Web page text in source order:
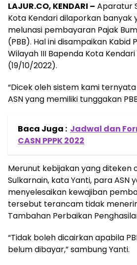
LAJUR.CO, KENDARI – Aparatur
Kota Kendari dilaporkan banyak
melunasi pembayaran Pajak
(PBB). Hal ini disampaikan Kabid
Wilayah III Bapenda Kota
(19/10/2022).
“Dicek oleh sistem kami
ASN yang memiliki tunggakan
Baca Juga : Jadwal dan
CASN PPPK 2022
Merunut kebijakan yang diteken
Sulkarnain, kata Yanti, para ASN
menyelesaikan kewajiban
tersebut terancam tidak
Tambahan Perbaikan
“Tidak boleh dicairkan apabila
belum dibayar,” sambung Yanti.